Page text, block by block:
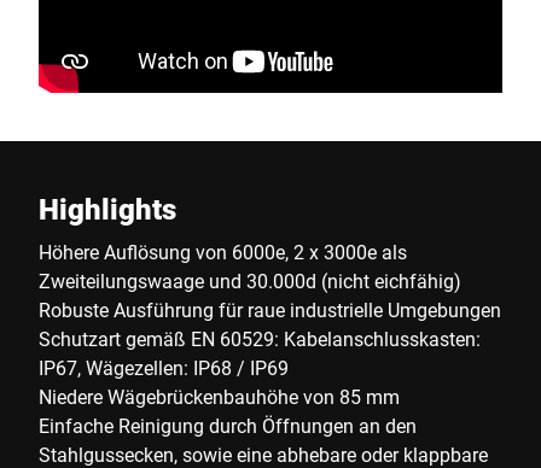
Highlights
Höhere Auflösung von 6000e, 2 x 3000e als
Zweiteilungswaage und 30.000d (nicht eichfähig)
Robuste Ausführung für raue industrielle Umgebungen
Schutzart gemäß EN 60529: Kabelanschlusskasten:
IP67, Wägezellen: IP68 / IP69
Niedere Wägebrückenbauhöhe von 85 mm
Einfache Reinigung durch Öffnungen an den
Stahlgussecken, sowie eine abhebare oder klappbare